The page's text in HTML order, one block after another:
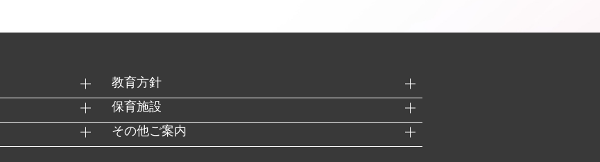
教育方針
保育施設
その他ご案内